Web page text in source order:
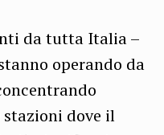
da tutta Italia –
operando da
dove il